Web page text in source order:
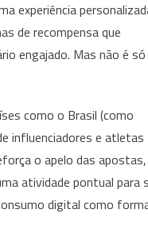
experiência
de recompensa que
engajado. Mas não é
como o Brasil (como
influenciadores e atletas
o apelo das apostas,
atividade pontual para
digital como